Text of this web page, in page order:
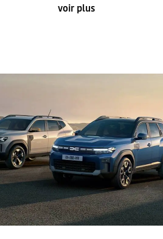
voir plus